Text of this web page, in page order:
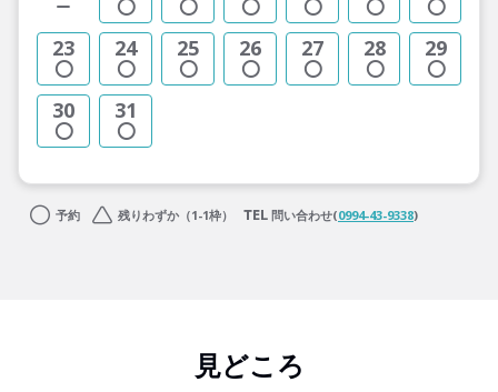
23 24 25 26 27 28 29
30 31
予約 残りわずか（1-1枠） 問い合わせ(0994-43-9338)
見どころ